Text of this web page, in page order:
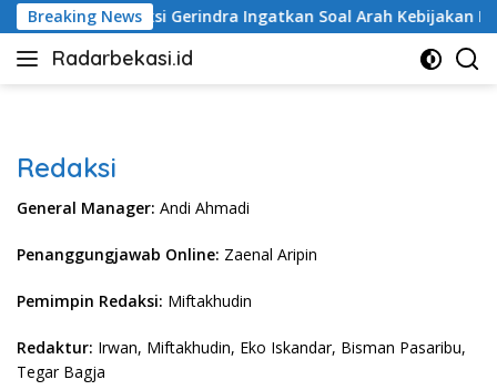
Langsung
ke
konten
Breaking NewsFraksi Gerindra Ingatkan Soal Arah Kebijakan
Radarbekasi.id
Berita
Redaksi
General Manager: Andi Ahmadi
Penanggungjawab Online: Zaenal Aripin
Pemimpin Redaksi: Miftakhudin
Redaktur: Irwan, Miftakhudin, Eko Iskandar, Bisman Pasaribu,
Tegar Bagja